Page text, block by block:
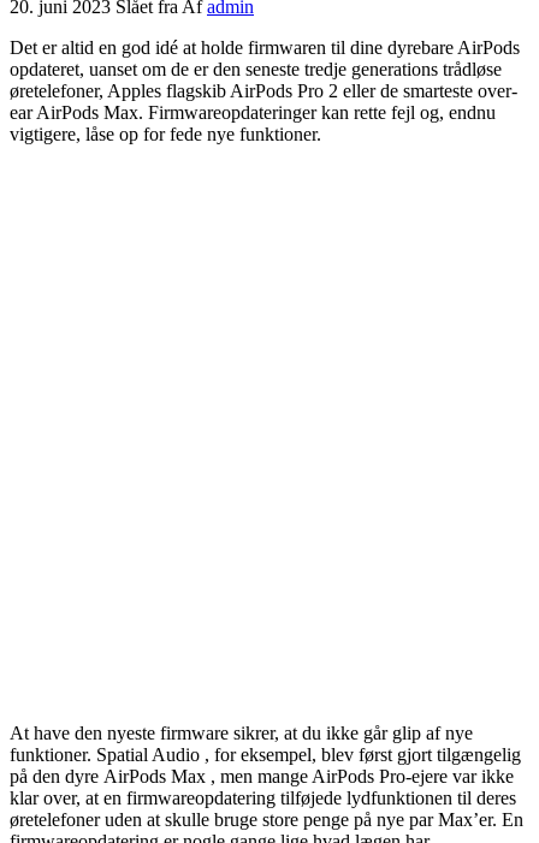
20. juni 2023 Slået fra Af admin
Det er altid en god idé at holde firmwaren til dine dyrebare AirPods
opdateret, uanset om de er den seneste tredje generations trådløse
øretelefoner, Apples flagskib AirPods Pro 2 eller de smarteste over-
ear AirPods Max. Firmwareopdateringer kan rette fejl og, endnu
vigtigere, låse op for fede nye funktioner.
At have den nyeste firmware sikrer, at du ikke går glip af nye
funktioner. Spatial Audio , for eksempel, blev først gjort tilgængelig
på den dyre AirPods Max , men mange AirPods Pro-ejere var ikke
klar over, at en firmwareopdatering tilføjede lydfunktionen til deres
øretelefoner uden at skulle bruge store penge på nye par Max’er. En